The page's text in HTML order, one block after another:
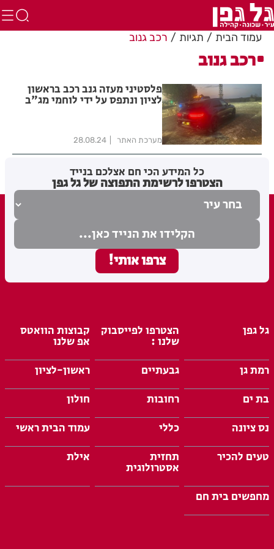
עמוד הבית תגיות רכב גנוב
רכב גנוב
פלסטיני מעזה גנב רכב בראשון
לציון ונתפס על ידי לוחמי מג"ב
מערכת האתר 28.08.24
כל המידע הכי חם אצלכם בנייד
הצטרפו לרשימת התפוצה של גל גפן
גל גפן הצטרפו לפייסבוק
שלנו :
קבוצות הוואטס
אפ שלנו
רמת גן
גבעתיים
ראשון-לציון
בת ים
רחובות
חולון
נס ציונה
כללי
עמוד הבית ראשי
טעים להכיר
תחזית
אסטרולוגית
אילת
מחפשים בית חם